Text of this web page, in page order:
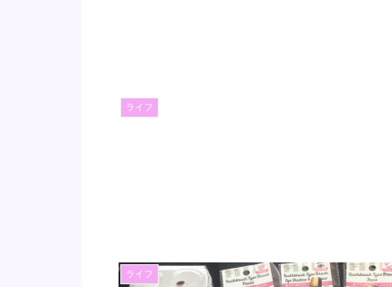
ライフ
ライフ